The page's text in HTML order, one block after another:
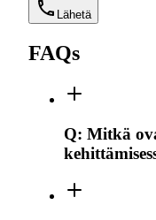
Lähetä
FAQs
Q: Mitkä